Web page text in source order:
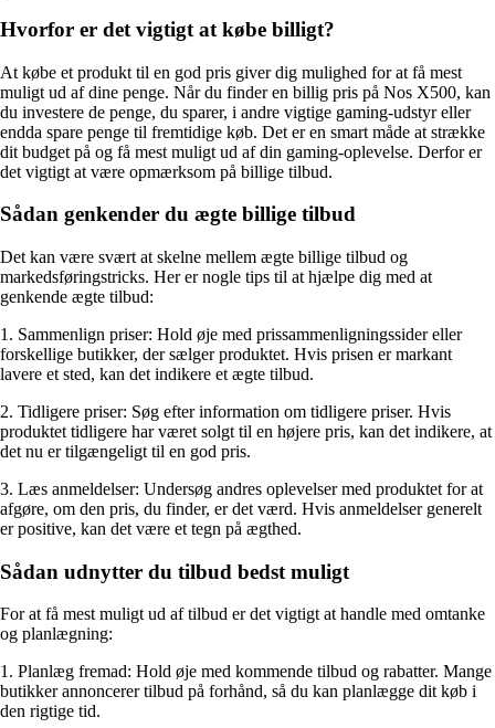
Hvorfor er det vigtigt at købe billigt?
At købe et produkt til en god pris giver dig mulighed for at få mest
muligt ud af dine penge. Når du finder en billig pris på Nos X500, kan
du investere de penge, du sparer, i andre vigtige gaming-udstyr eller
endda spare penge til fremtidige køb. Det er en smart måde at strække
dit budget på og få mest muligt ud af din gaming-oplevelse. Derfor er
det vigtigt at være opmærksom på billige tilbud.
Sådan genkender du ægte billige tilbud
Det kan være svært at skelne mellem ægte billige tilbud og
markedsføringstricks. Her er nogle tips til at hjælpe dig med at
genkende ægte tilbud:
1. Sammenlign priser: Hold øje med prissammenligningssider eller
forskellige butikker, der sælger produktet. Hvis prisen er markant
lavere et sted, kan det indikere et ægte tilbud.
2. Tidligere priser: Søg efter information om tidligere priser. Hvis
produktet tidligere har været solgt til en højere pris, kan det indikere, at
det nu er tilgængeligt til en god pris.
3. Læs anmeldelser: Undersøg andres oplevelser med produktet for at
afgøre, om den pris, du finder, er det værd. Hvis anmeldelser generelt
er positive, kan det være et tegn på ægthed.
Sådan udnytter du tilbud bedst muligt
For at få mest muligt ud af tilbud er det vigtigt at handle med omtanke
og planlægning:
1. Planlæg fremad: Hold øje med kommende tilbud og rabatter. Mange
butikker annoncerer tilbud på forhånd, så du kan planlægge dit køb i
den rigtige tid.